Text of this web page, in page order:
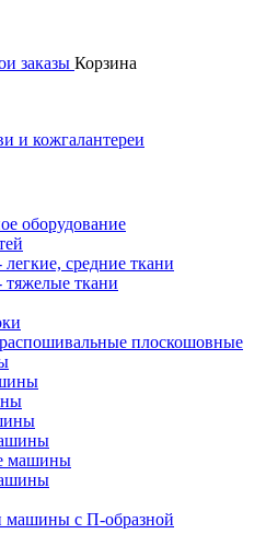
заказы Корзина
и кожгалантереи
оборудование
средние ткани
ткани
плоскошовные
машины
машины с П-образной